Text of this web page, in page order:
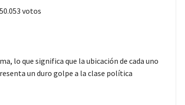
votos
lo que significa que la ubicación de cada uno
un duro golpe a la clase política